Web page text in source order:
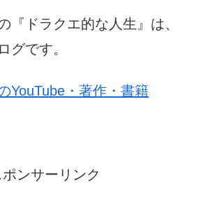
『ドラクエ的な人生』は、
グです。
YouTube・著作・書籍
ポンサーリンク